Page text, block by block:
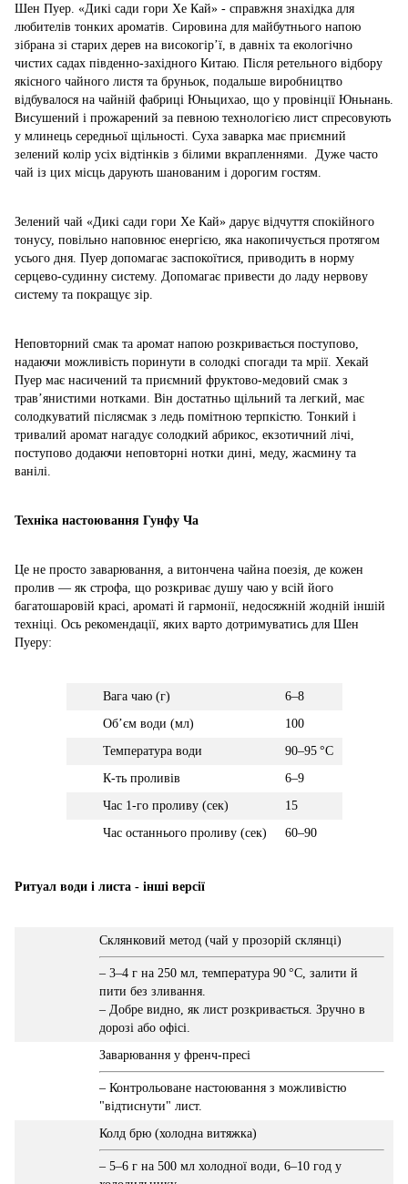
Шен Пуер. «Дикі сади гори Хе Кай» - справжня знахідка для
любителів тонких ароматів. Сировина для майбутнього напою
зібрана зі старих дерев на високогір’ї, в давніх та екологічно
чистих садах південно-західного Китаю. Після ретельного відбору
якісного чайного листя та бруньок, подальше виробництво
відбувалося на чайній фабриці Юньцихао, що у провінції Юньнань.
Висушений і прожарений за певною технологією лист спресовують
у млинець середньої щільності. Суха заварка має приємний
зелений колір усіх відтінків з білими вкрапленнями. Дуже часто
чай із цих місць дарують шанованим і дорогим гостям.
Зелений чай «Дикі сади гори Хе Кай» дарує відчуття спокійного
тонусу, повільно наповнює енергією, яка накопичується протягом
усього дня. Пуер допомагає заспокоїтися, приводить в норму
серцево-судинну систему. Допомагає привести до ладу нервову
систему та покращує зір.
Неповторний смак та аромат напою розкривається поступово,
надаючи можливість поринути в солодкі спогади та мрії. Хекай
Пуер має насичений та приємний фруктово-медовий смак з
трав’янистими нотками. Він достатньо щільний та легкий, має
солодкуватий післясмак з ледь помітною терпкістю. Тонкий і
тривалий аромат нагадує солодкий абрикос, екзотичний лічі,
поступово додаючи неповторні нотки дині, меду, жасмину та
ванілі.
Техніка настоювання Гунфу Ча
Це не просто заварювання, а витончена чайна поезія, де кожен
пролив — як строфа, що розкриває душу чаю у всій його
багатошаровій красі, ароматі й гармонії, недосяжній жодній іншій
техніці. Ось рекомендації, яких варто дотримуватись для Шен
Пуеру:
Вага чаю (г)
6–8
Обʼєм води (мл)
100
Температура води
90–95 °C
К-ть проливів
6–9
Час 1-го проливу (сек)
15
Час останнього проливу (сек)
60–90
Ритуал води і листа - інші версії
Склянковий метод (чай у прозорій склянці)
– 3–4 г на 250 мл, температура 90 °C, залити й
пити без зливання.
– Добре видно, як лист розкривається. Зручно в
дорозі або офісі.
Заварювання у френч-пресі
– Контрольоване настоювання з можливістю
"відтиснути" лист.
Колд брю (холодна витяжка)
– 5–6 г на 500 мл холодної води, 6–10 год у